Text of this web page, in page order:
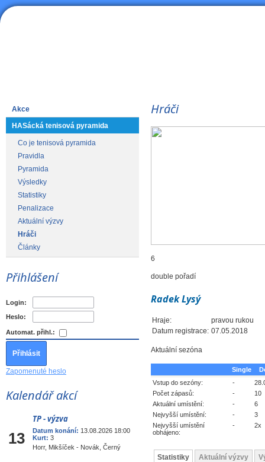
Akce
HASácká tenisová pyramida
Co je tenisová pyramida
Pravidla
Pyramida
Výsledky
Statistiky
Penalizace
Aktuální výzvy
Hráči
Články
Přihlášení
Login:
Heslo:
Automat. přihl.:
Zapomenuté heslo
Kalendář akcí
13
TP - výzva
Datum konání: 13.08.2026 18:00
Kurt: 3
Horr, Mikšíček - Novák, Černý
Hráči
6
double pořadí
Radek Lysý
Hraje:
pravou rukou
Datum registrace: 07.05.2018
Aktuální sezóna
Single
Vstup do sezóny:
-
Počet zápasů:
-
10
Aktuální umístění:
-
6
Nejvyšší umístění:
-
3
Nejvyšší umístění
obhájeno:
- 2x
Statistiky Aktuální výzvy